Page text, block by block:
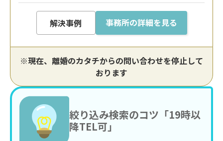
解決事例 事務所の詳細を見る
※現在、離婚のカタチからの問い合わせを停止して
おります
絞り込み検索のコツ「19時以
降TEL可」